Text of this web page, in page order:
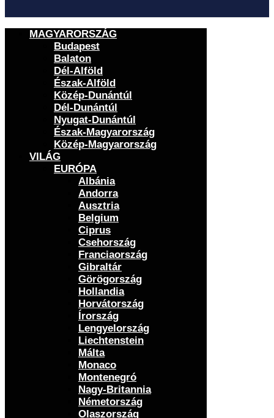
MAGYARORSZÁG
Budapest
Balaton
Dél-Alföld
Észak-Alföld
Közép-Dunántúl
Dél-Dunántúl
Nyugat-Dunántúl
Észak-Magyarország
Közép-Magyarország
VILÁG
EURÓPA
Albánia
Andorra
Ausztria
Belgium
Ciprus
Csehország
Franciaország
Gibraltár
Görögország
Hollandia
Horvátország
Írország
Lengyelország
Liechtenstein
Málta
Monaco
Montenegró
Nagy-Britannia
Németország
Olaszország